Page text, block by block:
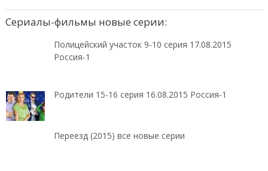
Сериалы-фильмы новые серии:
Полицейский участок 9-10 серия 17.08.2015
Россия-1
Родители 15-16 серия 16.08.2015 Россия-1
Переезд (2015) все новые серии